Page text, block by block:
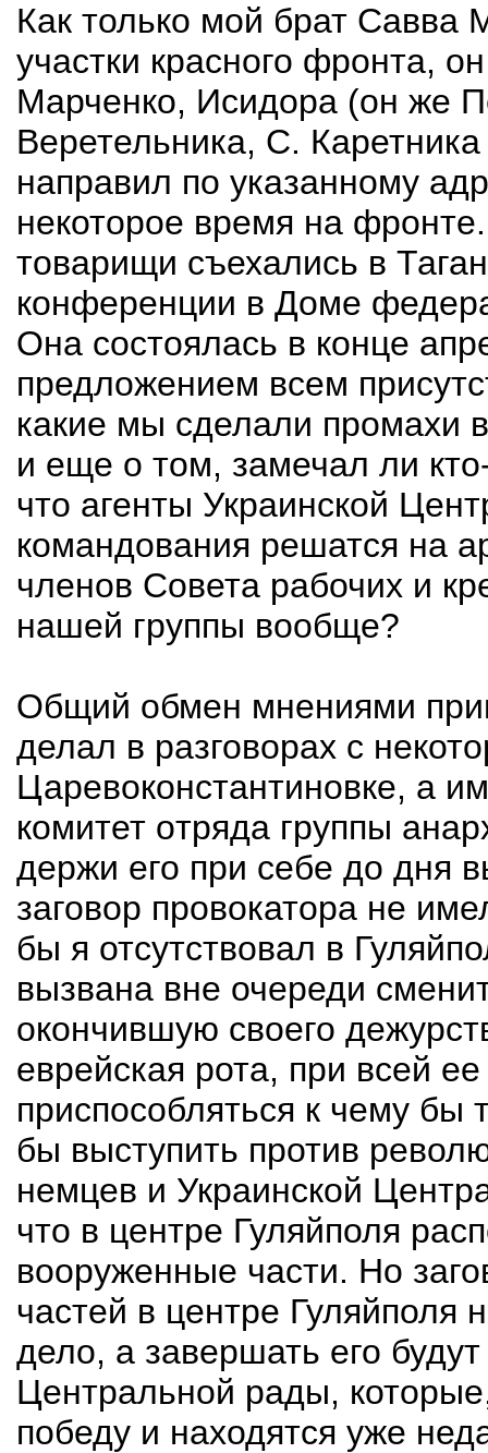
Как только мой брат Савва
участки красного фронта,
Марченко, Исидора (он же
Веретельника, С.
направил по указанному
некоторое время на
товарищи съехались в
конференции в Доме
Она состоялась в конце
предложением всем
какие мы сделали промахи
и еще о том, замечал ли
что агенты Украинской
командования решатся на
членов Совета рабочих и
нашей группы вообще?
Общий обмен мнениями
делал в разговорах с
Царевоконстантиновке, а
комитет отряда группы
держи его при себе до дня
заговор провокатора не
бы я отсутствовал в
вызвана вне очереди
окончившую своего
еврейская рота, при всей
приспособляться к чему
бы выступить против
немцев и Украинской
что в центре Гуляйполя
вооруженные части. Но
частей в центре Гуляйполя
дело, а завершать его
Центральной рады,
победу и находятся уже